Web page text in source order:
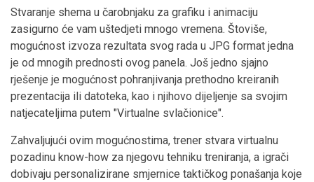
Stvaranje shema u čarobnjaku za grafiku i animaciju
zasigurno će vam uštedjeti mnogo vremena. Štoviše,
mogućnost izvoza rezultata svog rada u JPG format jedna
je od mnogih prednosti ovog panela. Još jedno sjajno
rješenje je mogućnost pohranjivanja prethodno kreiranih
prezentacija ili datoteka, kao i njihovo dijeljenje sa svojim
natjecateljima putem "Virtualne svlačionice".
Zahvaljujući ovim mogućnostima, trener stvara virtualnu
pozadinu know-how za njegovu tehniku treniranja, a igrači
dobivaju personalizirane smjernice taktičkog ponašanja koje